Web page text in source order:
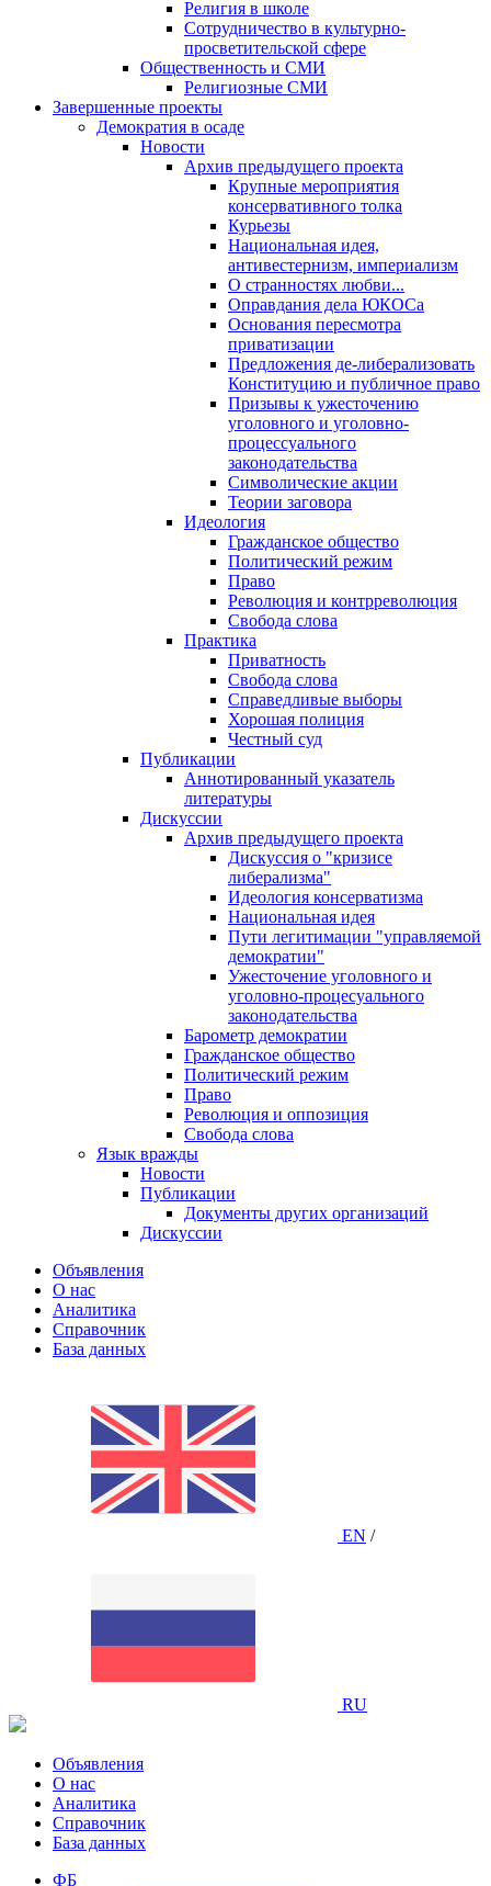
Религия в школе
Сотрудничество в культурно-
просветительской сфере
Общественность и СМИ
Религиозные СМИ
Завершенные проекты
Демократия в осаде
Новости
Архив предыдущего проекта
Крупные мероприятия
консервативного толка
Курьезы
Национальная идея,
антивестернизм, империализм
О странностях любви...
Оправдания дела ЮКОСа
Основания пересмотра
приватизации
Предложения де-либерализовать
Конституцию и публичное право
Призывы к ужесточению
уголовного и уголовно-
процессуального
законодательства
Символические акции
Теории заговора
Идеология
Гражданское общество
Политический режим
Право
Революция и контрреволюция
Свобода слова
Практика
Приватность
Свобода слова
Справедливые выборы
Хорошая полиция
Честный суд
Публикации
Аннотированный указатель
литературы
Дискуссии
Архив предыдущего проекта
Дискуссия о "кризисе
либерализма"
Идеология консерватизма
Национальная идея
Пути легитимации "управляемой
демократии"
Ужесточение уголовного и
уголовно-процесуального
законодательства
Барометр демократии
Гражданское общество
Политический режим
Право
Революция и оппозиция
Свобода слова
Язык вражды
Новости
Публикации
Документы других организаций
Дискуссии
Объявления
О нас
Аналитика
Справочник
База данных
EN /
RU
Объявления
О нас
Аналитика
Справочник
База данных
ФБ